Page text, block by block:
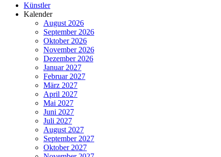
Künstler
Kalender
August 2026
September 2026
Oktober 2026
November 2026
Dezember 2026
Januar 2027
Februar 2027
März 2027
April 2027
Mai 2027
Juni 2027
Juli 2027
August 2027
September 2027
Oktober 2027